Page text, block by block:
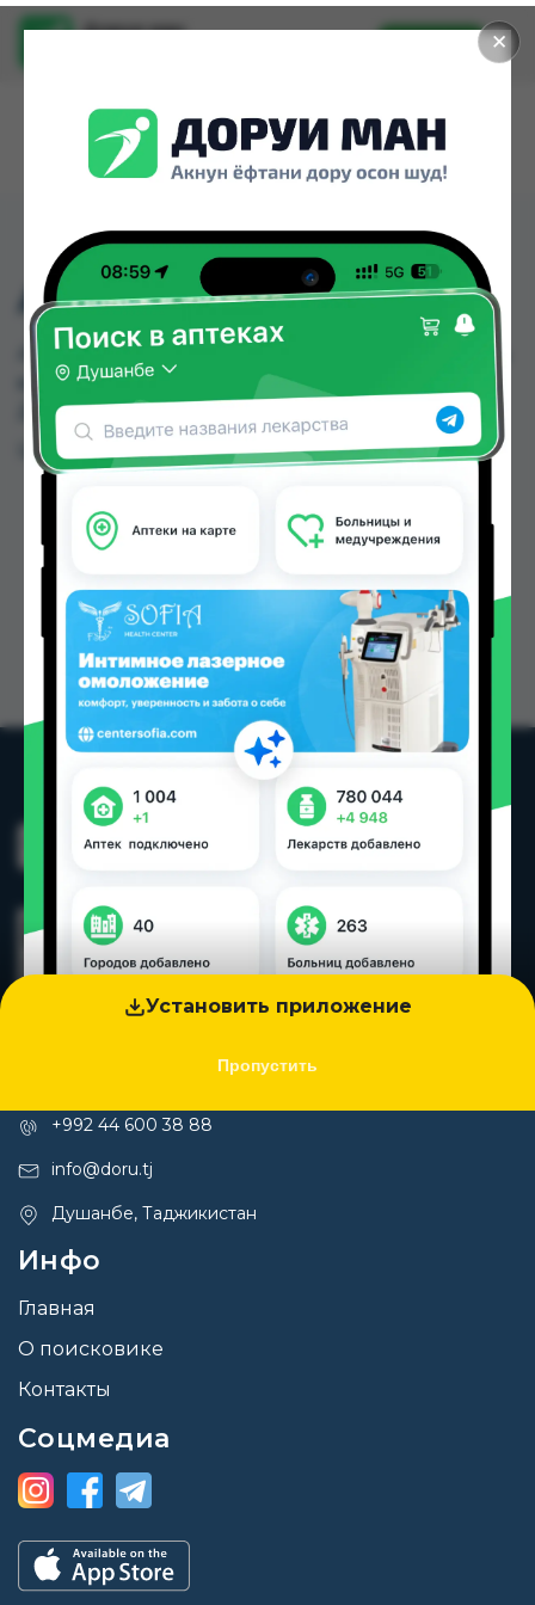
✕
Установить приложение
Пропустить
Доруи ман
Установить
ARKO T2 TRS 24 PCS
ARKO T2 TRS 24 PCS можно купить или заказать
в аптеках, Нишон №2 по цене от 2.00 TJS в
Душанбе и других городах Таджикистана
Цена: от
2.00 TJS
+992 44 600 38 88
info@doru.tj
Душанбе, Таджикистан
Инфо
Главная
О поисковике
Контакты
Соцмедиа